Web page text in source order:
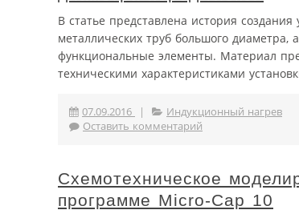
В статье представлена история
металлических труб большого
функциональные элементы. Материал
техническими характеристиками
07.09.2016 |
Индукционный нагрев
Оставить комментарий
Схемотехническое
программе Micro-Cap 10